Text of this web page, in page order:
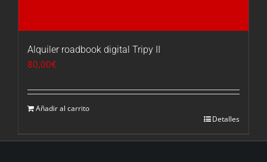
Alquiler roadbook digital Tripy II
80,00€
Añadir al carrito
Detalles